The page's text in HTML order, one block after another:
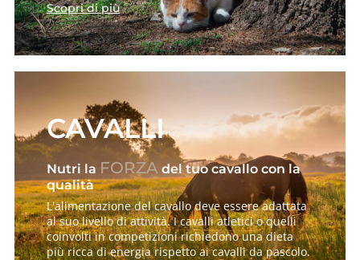
Scopri di più
CAVALLI
Nutri la FORZA del tuo cavallo con la
qualità
L'alimentazione del cavallo deve essere adattata
al suo livello di attività. I cavalli atletici o quelli
coinvolti in competizioni richiedono una dieta
più ricca di energia rispetto ai cavalli da pascolo.